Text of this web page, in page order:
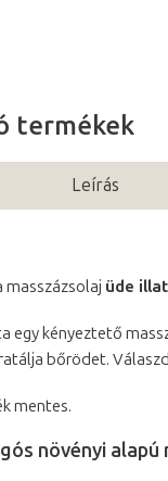
termékek
Leírás
masszázsolaj üde
egy kényeztető
bőrödet.
mentes.
növényi